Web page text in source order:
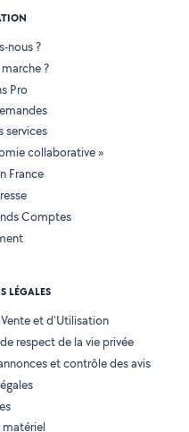
nous ?
?
Pro
services
collaborative »
France
Comptes
LÉGALES
et d'Utilisation
respect de la vie privée
et contrôle des avis